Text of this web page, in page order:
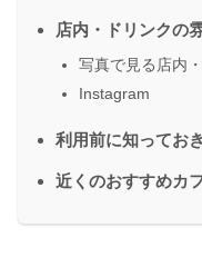
店内・ドリンクの
写真で見る店内
Instagram
利用前に知ってお
近くのおすすめカ